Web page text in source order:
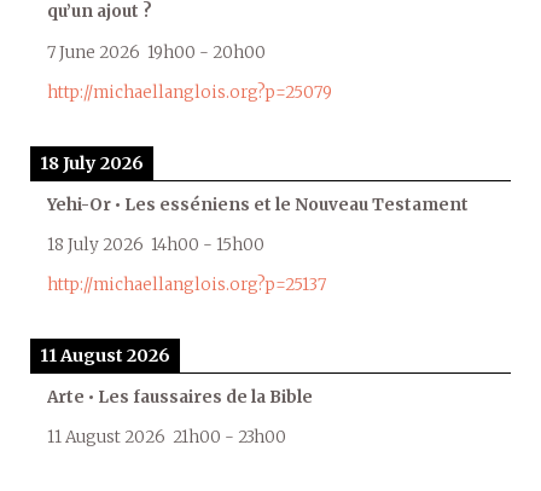
qu’un ajout ?
7 June 2026 19h00 - 20h00
http://michaellanglois.org?p=25079
18 July 2026
Yehi-Or • Les esséniens et le Nouveau Testament
18 July 2026 14h00 - 15h00
http://michaellanglois.org?p=25137
11 August 2026
Arte • Les faussaires de la Bible
11 August 2026 21h00 - 23h00